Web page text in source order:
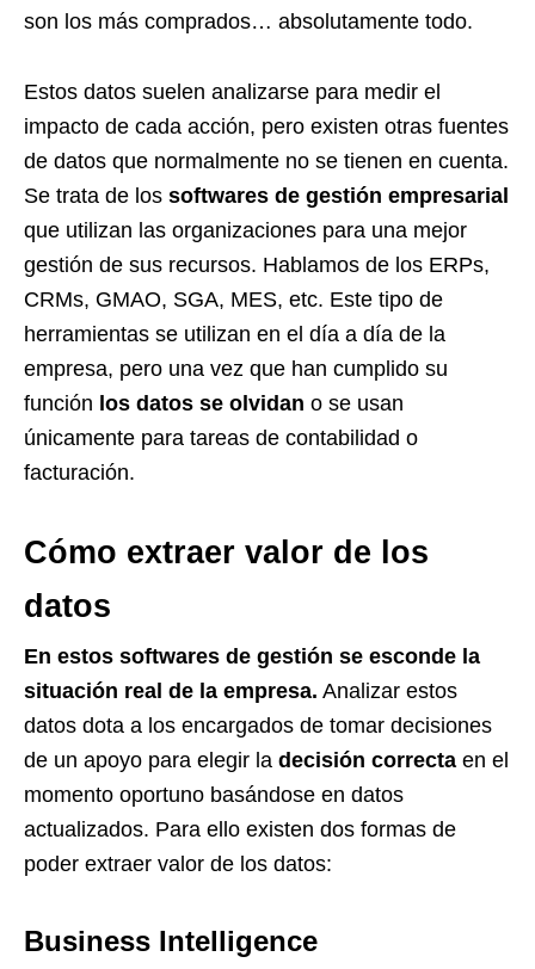
son los más comprados… absolutamente todo.
Estos datos suelen analizarse para medir el
impacto de cada acción, pero existen otras fuentes
de datos que normalmente no se tienen en cuenta.
Se trata de los softwares de gestión empresarial
que utilizan las organizaciones para una mejor
gestión de sus recursos. Hablamos de los ERPs,
CRMs, GMAO, SGA, MES, etc. Este tipo de
herramientas se utilizan en el día a día de la
empresa, pero una vez que han cumplido su
función los datos se olvidan o se usan
únicamente para tareas de contabilidad o
facturación.
Cómo extraer valor de los
datos
En estos softwares de gestión se esconde la
situación real de la empresa. Analizar estos
datos dota a los encargados de tomar decisiones
de un apoyo para elegir la decisión correcta en el
momento oportuno basándose en datos
actualizados. Para ello existen dos formas de
poder extraer valor de los datos:
Business Intelligence